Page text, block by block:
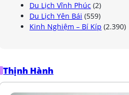
Du Lịch Vĩnh Phúc (2)
Du Lịch Yên Bái (559)
Kinh Nghiệm – Bí Kíp (2.390)
Thịnh Hành